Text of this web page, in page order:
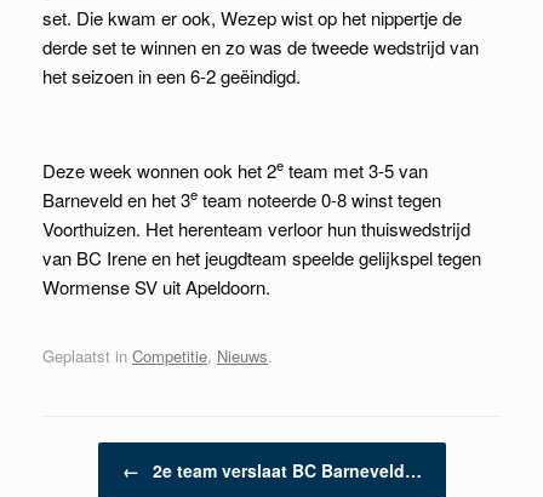
set. Die kwam er ook, Wezep wist op het nippertje de
derde set te winnen en zo was de tweede wedstrijd van
het seizoen in een 6-2 geëindigd.
Deze week wonnen ook het 2e team met 3-5 van
Barneveld en het 3e team noteerde 0-8 winst tegen
Voorthuizen. Het herenteam verloor hun thuiswedstrijd
van BC Irene en het jeugdteam speelde gelijkspel tegen
Wormense SV uit Apeldoorn.
Geplaatst in Competitie, Nieuws.
Berichtnavigatie
← 2e team verslaat BC Barneveld…